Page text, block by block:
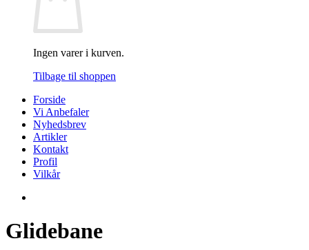
Ingen varer i kurven.
Tilbage til shoppen
Forside
Vi Anbefaler
Nyhedsbrev
Artikler
Kontakt
Profil
Vilkår
Glidebane